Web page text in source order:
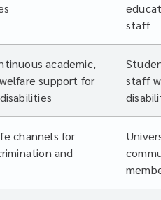
staff
academic,
support for
staff
channels for
and